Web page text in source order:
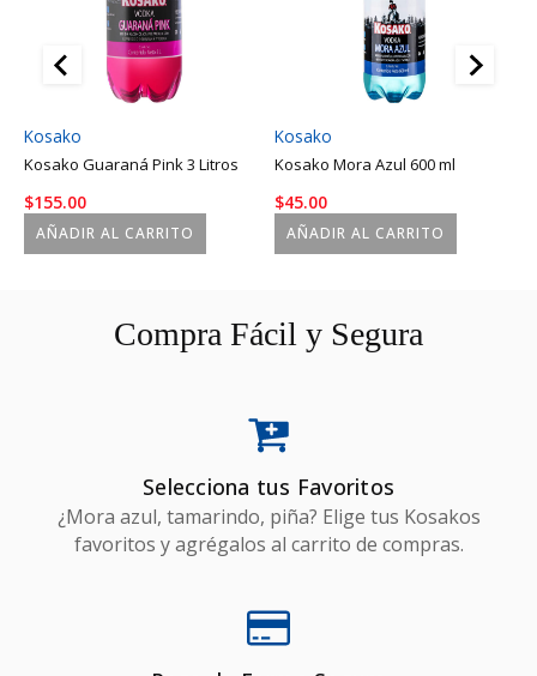
AÑADIR AL CARRITO
Kosako
Kosako Guaraná Pink 3 Litros
$155.00
AÑADIR AL CARRITO
Kosako
Kosako Mora Azul 600 ml
$45.00
Compra Fácil y Segura
Selecciona tus Favoritos
¿Mora azul, tamarindo, piña? Elige tus Kosakos
favoritos y agrégalos al carrito de compras.